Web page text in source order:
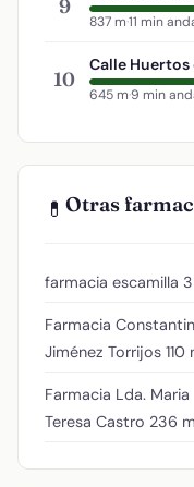
9
837 m·11 min
10
Calle Huertos
645 m·9 min
💊 Otras
farmacia escamilla
Farmacia
Jiménez Torrijos 110
Farmacia Lda. Maria
Teresa Castro 236 m